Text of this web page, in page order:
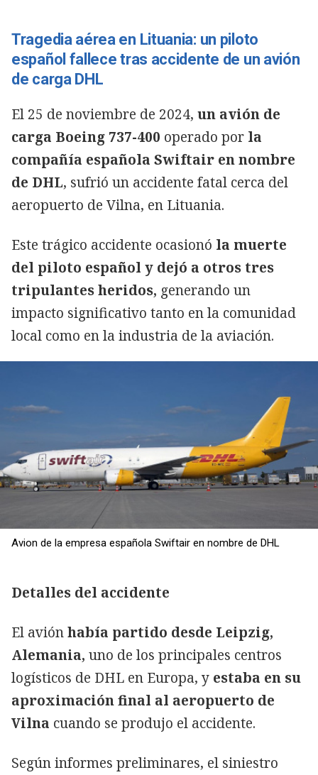
Tragedia aérea en Lituania: un piloto
español fallece tras accidente de un avión
de carga DHL
El 25 de noviembre de 2024, un avión de
carga Boeing 737-400 operado por la
compañía española Swiftair en nombre
de DHL, sufrió un accidente fatal cerca del
aeropuerto de Vilna, en Lituania.
Este trágico accidente ocasionó la muerte
del piloto español y dejó a otros tres
tripulantes heridos, generando un
impacto significativo tanto en la comunidad
local como en la industria de la aviación.
Avion de la empresa española Swiftair en nombre de DHL
Detalles del accidente
El aviónhabía partido desde Leipzig,
Alemania, uno de los principales centros
logísticos de DHL en Europa, y estaba en su
aproximación final al aeropuerto de
Vilna cuando se produjo el accidente.
Según informes preliminares, el siniestro